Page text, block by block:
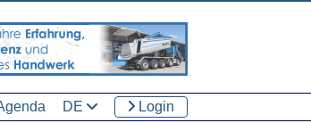
DE Login